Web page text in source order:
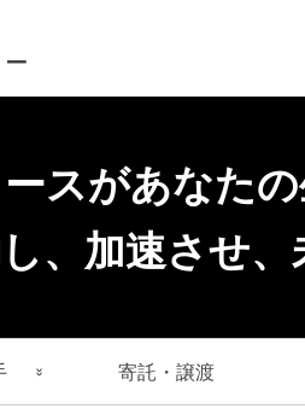
ツ
キ
ッ
スがあなた
、加速させ、
寄託・譲渡